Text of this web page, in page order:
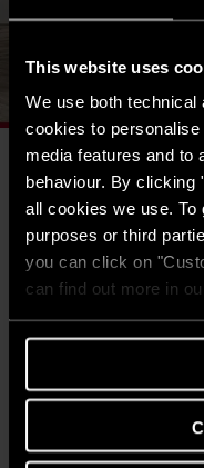
This website uses
We use both technical
cookies to
media features and to
behaviour. By clicking
all cookies we use.
purposes or third
you can click on
can find out more in